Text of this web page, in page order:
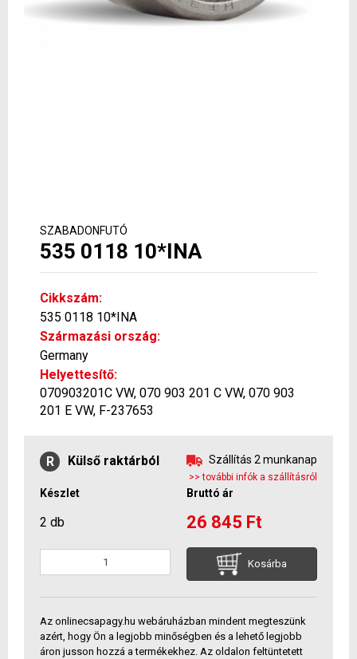
SZABADONFUTÓ
535 0118 10*INA
Cikkszám:
535 0118 10*INA
Származási ország:
Germany
Helyettesítő:
070903201C VW, 070 903 201 C VW, 070 903
201 E VW, F-237653
R Külső raktárból Szállítás 2 munkanap
>> további infók a szállításról
Készlet Bruttó ár
2 db 26 845 Ft
Kosárba
Az onlinecsapagy.hu webáruházban mindent megteszünk
azért, hogy Ön a legjobb minőségben és a lehető legjobb
áron jusson hozzá a termékekhez. Az oldalon feltüntetett